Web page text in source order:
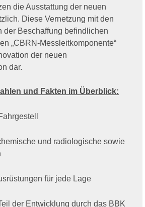
die Ausstattung der neuen
Diese Vernetzung mit den
der Beschaffung befindlichen
„CBRN-Messleitkomponente“
der neuen
dar.
und Fakten im Überblick:
und radiologische sowie
für jede Lage
der Entwicklung durch das BBK